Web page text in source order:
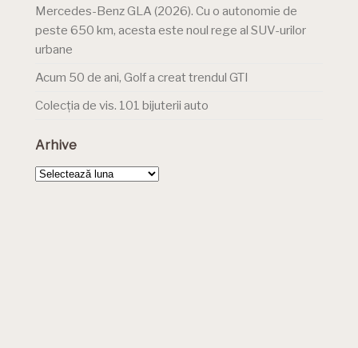
Mercedes-Benz GLA (2026). Cu o autonomie de
peste 650 km, acesta este noul rege al SUV-urilor
urbane
Acum 50 de ani, Golf a creat trendul GTI
Colecția de vis. 101 bijuterii auto
Arhive
Arhive